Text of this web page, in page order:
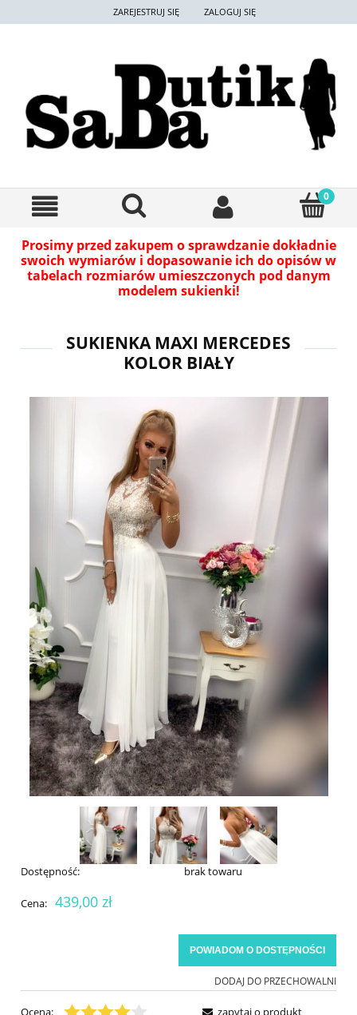
ZAREJESTRUJ SIĘ ZALOGUJ SIĘ
Prosimy przed zakupem o sprawdzanie dokładnie
swoich wymiarów i dopasowanie ich do opisów w
tabelach rozmiarów umieszczonych pod danym
modelem sukienki!
SUKIENKA MAXI MERCEDES
KOLOR BIAŁY
Dostępność: brak towaru
Cena: 439,00 zł
POWIADOM O DOSTĘPNOŚCI
DODAJ DO PRZECHOWALNI
Ocena:
zapytaj o produkt